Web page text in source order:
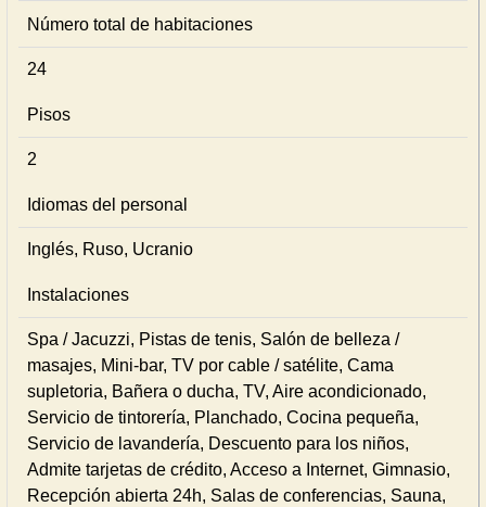
Número total de habitaciones
24
Pisos
2
Idiomas del personal
Inglés, Ruso, Ucranio
Instalaciones
Spa / Jacuzzi, Pistas de tenis, Salón de belleza /
masajes, Mini-bar, TV por cable / satélite, Cama
supletoria, Bañera o ducha, TV, Aire acondicionado,
Servicio de tintorería, Planchado, Cocina pequeña,
Servicio de lavandería, Descuento para los niños,
Admite tarjetas de crédito, Acceso a Internet, Gimnasio,
Recepción abierta 24h, Salas de conferencias, Sauna,